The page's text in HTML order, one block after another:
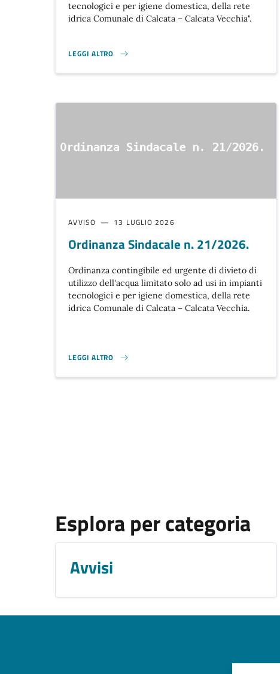
tecnologici e per igiene domestica, della rete
idrica Comunale di Calcata – Calcata Vecchia".
LEGGI ALTRO
ORDINANZA SINDACALE 22/2026. }
AVVISO 13 LUGLIO 2026
Ordinanza Sindacale n. 21/2026.
Ordinanza contingibile ed urgente di divieto di
utilizzo dell'acqua limitato solo ad usi in impianti
tecnologici e per igiene domestica, della rete
idrica Comunale di Calcata – Calcata Vecchia.
LEGGI ALTRO
ORDINANZA SINDACALE N. 21/2026. }
Esplora per categoria
Avvisi